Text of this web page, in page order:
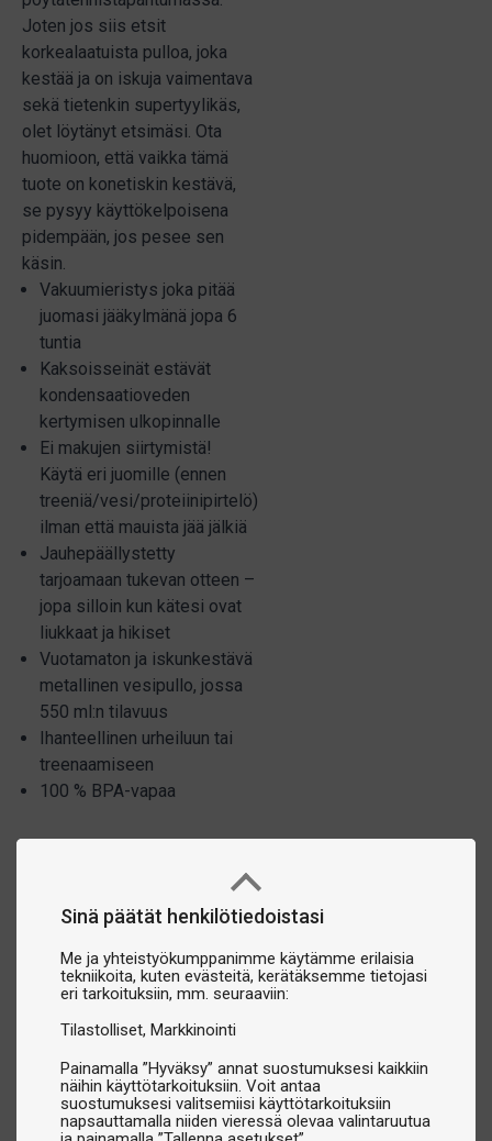
Sinä päätät henkilötiedoistasi
Me ja yhteistyökumppanimme käytämme erilaisia
tekniikoita, kuten evästeitä, kerätäksemme tietojasi
eri tarkoituksiin, mm. seuraaviin:
Tilastolliset Markkinointi
Painamalla ”Hyväksy” annat suostumuksesi kaikkiin
näihin käyttötarkoituksiin. Voit antaa
suostumuksesi valitsemiisi käyttötarkoituksiin
napsauttamalla niiden vieressä olevaa valintaruutua
Joten jos siis etsit
korkealaatuista pulloa, joka
kestää ja on iskuja vaimentava
sekä tietenkin supertyylikäs,
olet löytänyt etsimäsi. Ota
huomioon, että vaikka tämä
tuote on konetiskin kestävä,
se pysyy käyttökelpoisena
pidempään, jos pesee sen
käsin.
Vakuumieristys joka pitää
juomasi jääkylmänä jopa 6
tuntia
Kaksoisseinät estävät
kondensaatioveden
kertymisen ulkopinnalle
Ei makujen siirtymistä!
Käytä eri juomille (ennen
treeniä/vesi/proteiinipirtelö)
ilman että mauista jää jälkiä
Jauhepäällystetty
tarjoamaan tukevan otteen –
jopa silloin kun kätesi ovat
liukkaat ja hikiset
Vuotamaton ja iskunkestävä
metallinen vesipullo, jossa
550 ml:n tilavuus
Ihanteellinen urheiluun tai
treenaamiseen
100 % BPA-vapaa